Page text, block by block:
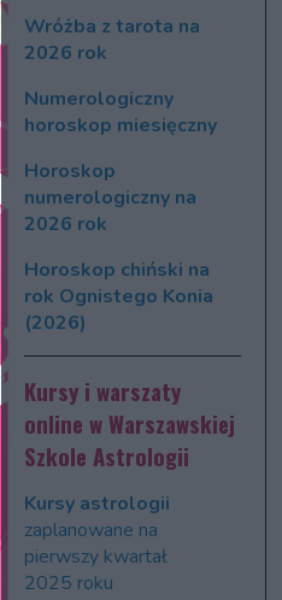
Wróżba z tarota na
2026 rok
Numerologiczny
horoskop miesięczny
Horoskop
numerologiczny na
2026 rok
Horoskop chiński na
rok Ognistego Konia
(2026)
Kursy i warszaty
online w Warszawskiej
Szkole Astrologii
Kursy astrologii
zaplanowane na
pierwszy kwartał
2025 roku